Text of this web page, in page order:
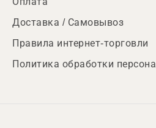
Доставка / Самовывоз
Правила интернет-торговли
Политика обработки